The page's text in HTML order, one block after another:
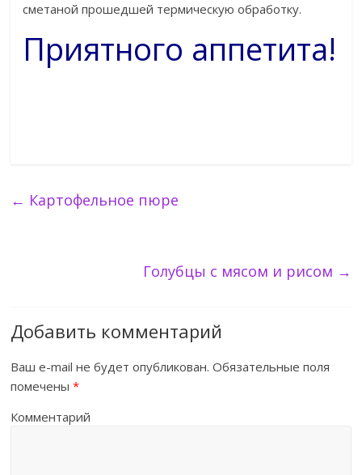
сметаной прошедшей термическую обработку.
Приятного аппетита!
← Картофельное пюре
Голубцы с мясом и рисом →
Добавить комментарий
Ваш e-mail не будет опубликован. Обязательные поля
помечены*
Комментарий